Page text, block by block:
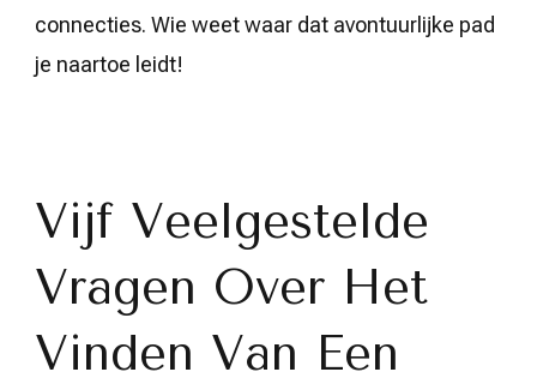
connecties. Wie weet waar dat avontuurlijke pad
je naartoe leidt!
Vijf Veelgestelde
Vragen Over Het
Vinden Van Een